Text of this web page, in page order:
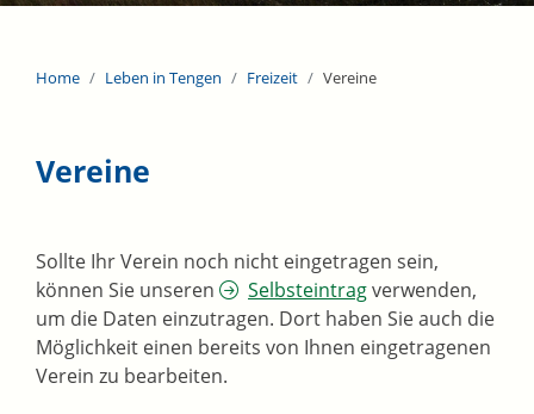
Home Leben in Tengen Freizeit Vereine
Vereine
Sollte Ihr Verein noch nicht eingetragen sein,
können Sie unseren
Selbsteintragverwenden,
um die Daten einzutragen. Dort haben Sie auch die
Möglichkeit einen bereits von Ihnen eingetragenen
Verein zu bearbeiten.